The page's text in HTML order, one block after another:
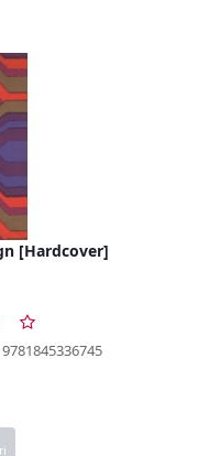
[Hardcover]